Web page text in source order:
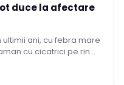
duce la afectare
ani, cu febra mare
cu cicatrici pe rin...